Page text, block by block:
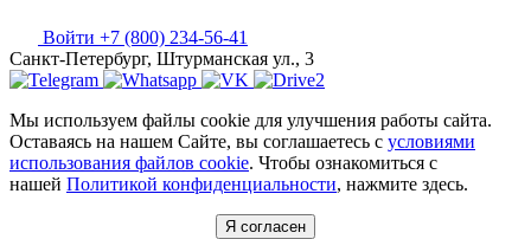
Войти +7 (800) 234-56-41
Санкт-Петербург, Штурманская ул., 3
Мы используем файлы cookie для улучшения работы сайта.
Оставаясь на нашем Сайте, вы соглашаетесь с условиями
использования файлов cookie. Чтобы ознакомиться с
нашей Политикой конфиденциальности, нажмите здесь.
Я согласен